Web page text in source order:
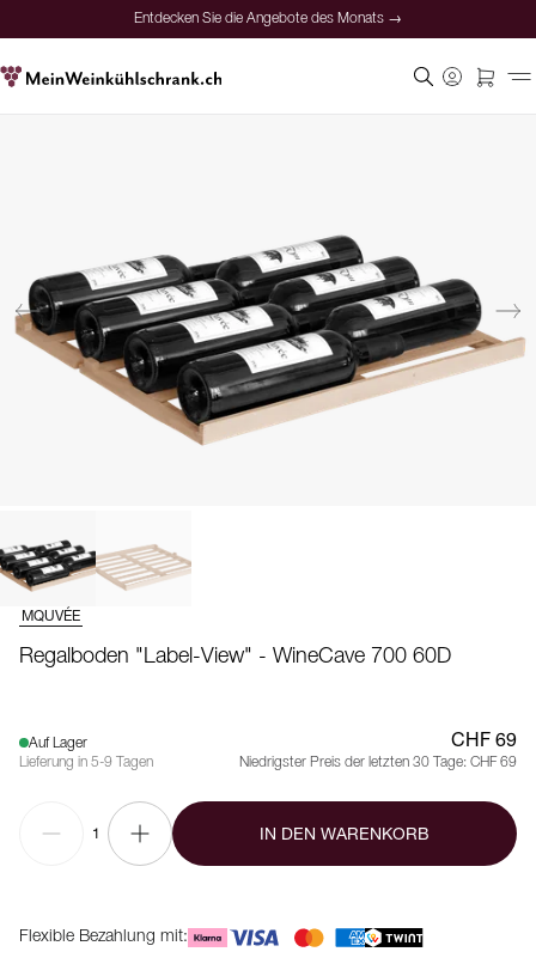
Entdecken Sie die Angebote des Monats →
MQUVÉE
Regalboden "Label-View" - WineCave 700 60D
Auf Lager
Lieferung in 5-9 Tagen
CHF 69
Niedrigster Preis der letzten 30 Tage: CHF 69
1 IN DEN WARENKORB
Flexible Bezahlung mit: